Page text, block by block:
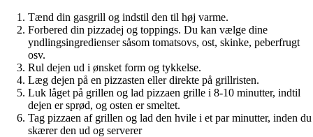
Tænd din gasgrill og indstil den til høj varme.
Forbered din pizzadej og toppings. Du kan vælge dine
yndlingsingredienser såsom tomatsovs, ost, skinke, peberfrugt
osv.
Rul dejen ud i ønsket form og tykkelse.
Læg dejen på en pizzasten eller direkte på grillristen.
Luk låget på grillen og lad pizzaen grille i 8-10 minutter, indtil
dejen er sprød, og osten er smeltet.
Tag pizzaen af grillen og lad den hvile i et par minutter, inden du
skærer den ud og serverer